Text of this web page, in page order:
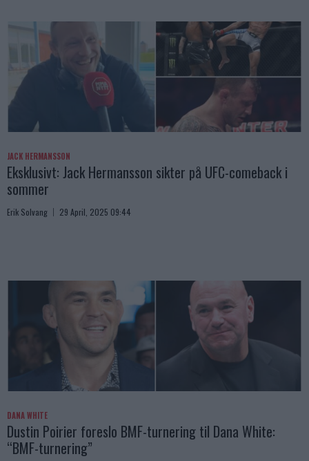
JACK HERMANSSON
Eksklusivt: Jack Hermansson sikter på UFC-comeback i
sommer
Erik Solvang 29 April, 2025 09:44
DANA WHITE
Dustin Poirier foreslo BMF-turnering til Dana White:
“BMF-turnering”